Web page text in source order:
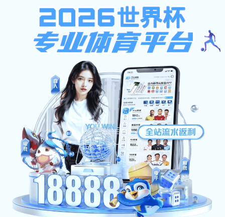
kok网页版简介 产品技术 业务流程